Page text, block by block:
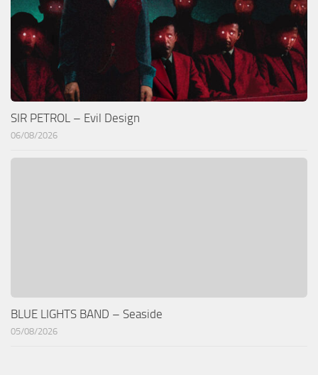
SIR PETROL – Evil Design
06/08/2026
BLUE LIGHTS BAND – Seaside
05/08/2026